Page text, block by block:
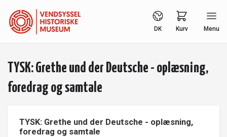
DK Kurv Menu
TYSK: Grethe und der Deutsche - oplæsning,
foredrag og samtale
TYSK: Grethe und der Deutsche - oplæsning,
foredrag og samtale